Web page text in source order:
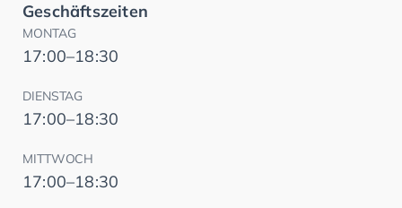
Geschäftszeiten
MONTAG
17:00–18:30
DIENSTAG
17:00–18:30
MITTWOCH
17:00–18:30